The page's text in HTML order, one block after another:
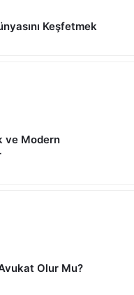
Keşfetmek
ve Modern
Olur Mu?